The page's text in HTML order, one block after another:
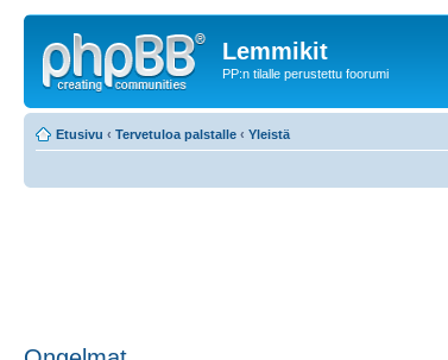
Lemmikit
PP:n tilalle perustettu foorumi
Etusivu ‹ Tervetuloa palstalle ‹ Yleistä